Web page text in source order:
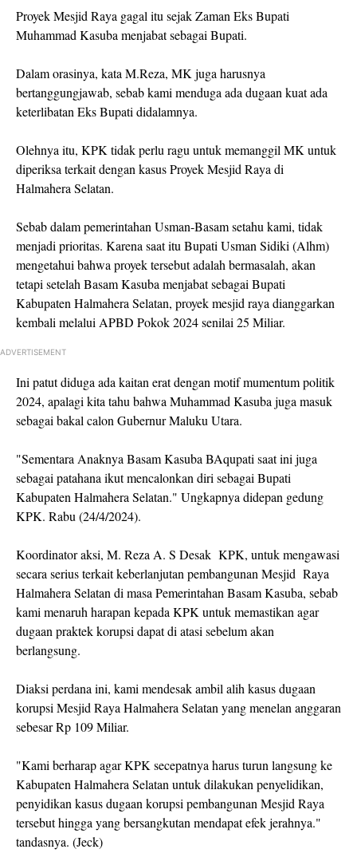
Proyek Mesjid Raya gagal itu sejak Zaman Eks Bupati
Muhammad Kasuba menjabat sebagai Bupati.
Dalam orasinya, kata M.Reza, MK juga harusnya
bertanggungjawab, sebab kami menduga ada dugaan kuat ada
keterlibatan Eks Bupati didalamnya.
Olehnya itu, KPK tidak perlu ragu untuk memanggil MK untuk
diperiksa terkait dengan kasus Proyek Mesjid Raya di
Halmahera Selatan.
Sebab dalam pemerintahan Usman-Basam setahu kami, tidak
menjadi prioritas. Karena saat itu Bupati Usman Sidiki (Alhm)
mengetahui bahwa proyek tersebut adalah bermasalah, akan
tetapi setelah Basam Kasuba menjabat sebagai Bupati
Kabupaten Halmahera Selatan, proyek mesjid raya dianggarkan
kembali melalui APBD Pokok 2024 senilai 25 Miliar.
ADVERTISEMENT
Ini patut diduga ada kaitan erat dengan motif mumentum politik
2024, apalagi kita tahu bahwa Muhammad Kasuba juga masuk
sebagai bakal calon Gubernur Maluku Utara.
"Sementara Anaknya Basam Kasuba BAqupati saat ini juga
sebagai patahana ikut mencalonkan diri sebagai Bupati
Kabupaten Halmahera Selatan." Ungkapnya didepan gedung
KPK. Rabu (24/4/2024).
Koordinator aksi, M. Reza A. S Desak KPK, untuk mengawasi
secara serius terkait keberlanjutan pembangunan Mesjid Raya
Halmahera Selatan di masa Pemerintahan Basam Kasuba, sebab
kami menaruh harapan kepada KPK untuk memastikan agar
dugaan praktek korupsi dapat di atasi sebelum akan
berlangsung.
Diaksi perdana ini, kami mendesak ambil alih kasus dugaan
korupsi Mesjid Raya Halmahera Selatan yang menelan anggaran
sebesar Rp 109 Miliar.
"Kami berharap agar KPK secepatnya harus turun langsung ke
Kabupaten Halmahera Selatan untuk dilakukan penyelidikan,
penyidikan kasus dugaan korupsi pembangunan Mesjid Raya
tersebut hingga yang bersangkutan mendapat efek jerahnya."
tandasnya. (Jeck)